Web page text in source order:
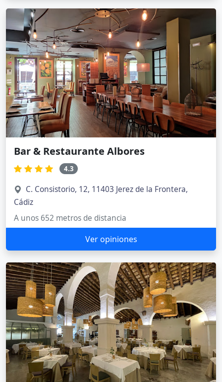
Bar & Restaurante Albores
4.3
C. Consistorio, 12, 11403 Jerez de la Frontera,
Cádiz
A unos 652 metros de distancia
Ver opiniones